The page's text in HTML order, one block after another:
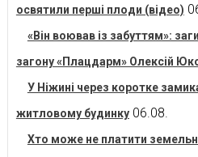
освятили перші плоди (відео)
«Він воював із забуттям»:
загону «Плацдарм» Олексій
У Ніжині через коротке
житловому будинку 06.08.
Хто може не платити